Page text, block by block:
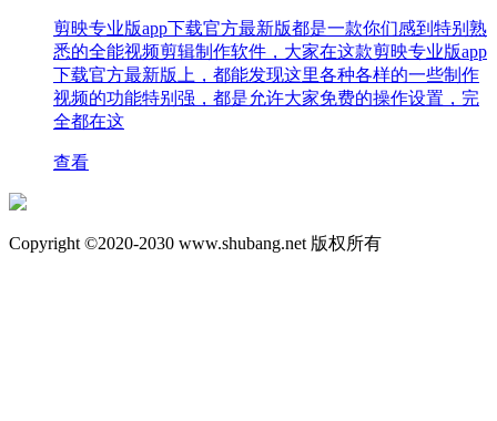
剪映专业版app下载官方最新版都是一款你们感到特别熟
悉的全能视频剪辑制作软件，大家在这款剪映专业版app
下载官方最新版上，都能发现这里各种各样的一些制作
视频的功能特别强，都是允许大家免费的操作设置，完
全都在这
查看
Copyright ©2020-2030 www.shubang.net 版权所有